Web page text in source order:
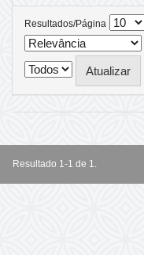
Resultados/Página
Resultado 1-1 de 1.